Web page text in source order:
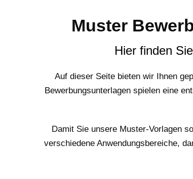
Muster
Hier finden
Auf dieser Seite bieten wir Ihnen
Bewerbungsunterlagen spielen eine
Damit Sie unsere Muster-Vorlagen
verschiedene Anwendungsbereiche,